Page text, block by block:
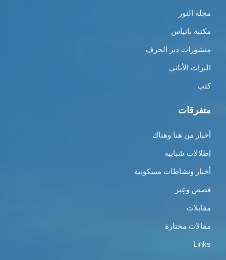
مجلة النور
مكتبة بانياس
منشورات دير الحرف
التراث الأبائي
كتب
متفرقات
أخبار من هنا وهناك
إطلالات شبابية
أخبار ونشاطات مسكونية
قصص وعِبر
مقابلات
مقالات مختارة
Links